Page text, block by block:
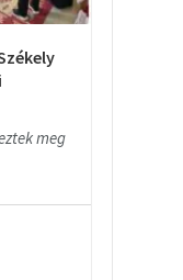
meg